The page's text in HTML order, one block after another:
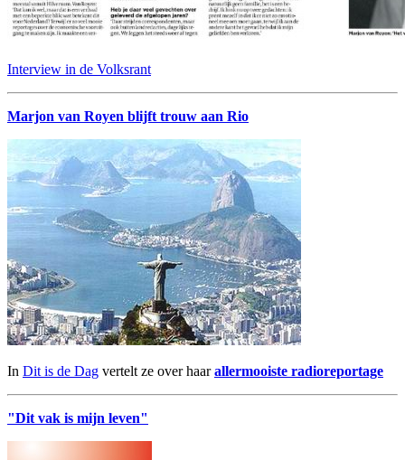
Interview in de Volksrant
Marjon van Royen blijft trouw aan Rio
In Dit is de Dag vertelt ze over haarallermooiste radioreportage
"Dit vak is mijn leven"